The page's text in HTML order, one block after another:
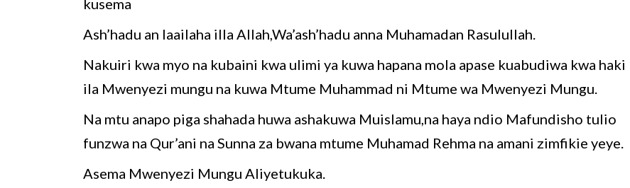
kusema
Ash’hadu an laailaha illa Allah,Wa’ash’hadu anna Muhamadan Rasulullah.
Nakuiri kwa myo na kubaini kwa ulimi ya kuwa hapana mola apase kuabudiwa kwa haki
ila Mwenyezi mungu na kuwa Mtume Muhammad ni Mtume wa Mwenyezi Mungu.
Na mtu anapo piga shahada huwa ashakuwa Muislamu,na haya ndio Mafundisho tulio
funzwa na Qur’ani na Sunna za bwana mtume Muhamad Rehma na amani zimfikie yeye.
Asema Mwenyezi Mungu Aliyetukuka.